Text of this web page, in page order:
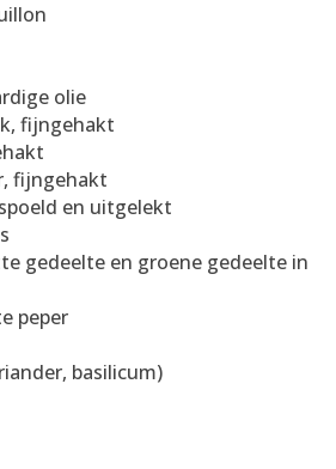
olie
fijngehakt
fijngehakt
en uitgelekt
gedeelte en groene gedeelte in
peper
basilicum)